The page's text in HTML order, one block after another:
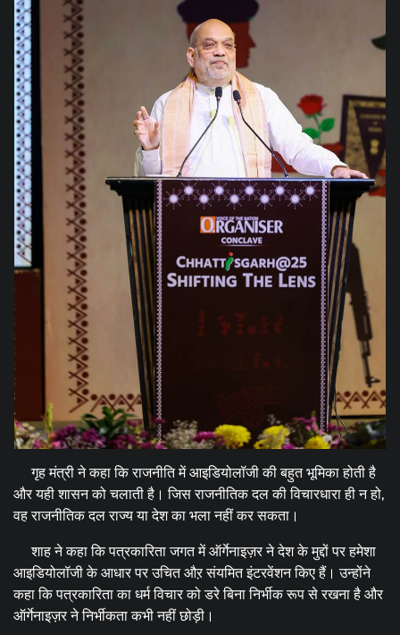
गृह मंत्री ने कहा कि राजनीति में आइडियोलॉजी की बहुत भूमिका होती है
और यही शासन को चलाती है। जिस राजनीतिक दल की विचारधारा ही न हो,
वह राजनीतिक दल राज्य या देश का भला नहीं कर सकता।
शाह ने कहा कि पत्रकारिता जगत में ऑर्गेनाइज़र ने देश के मुद्दों पर हमेशा
आइडियोलॉजी के आधार पर उचित औऱ संयमित इंटरवेंशन किए हैं। उन्होंने
कहा कि पत्रकारिता का धर्म विचार को डरे बिना निर्भीक रूप से रखना है और
ऑर्गेनाइज़र ने निर्भीकता कभी नहीं छोड़ी।